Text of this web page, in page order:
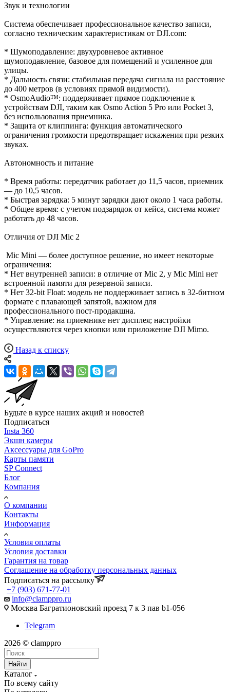
Звук и технологии
Система обеспечивает профессиональное качество записи,
согласно техническим характеристикам от DJI.com:
* Шумоподавление: двухуровневое активное
шумоподавление, базовое для помещений и усиленное для
улицы.
* Дальность связи: стабильная передача сигнала на расстояние
до 400 метров (в условиях прямой видимости).
* OsmoAudio™: поддерживает прямое подключение к
устройствам DJI, таким как Osmo Action 5 Pro или Pocket 3,
без использования приемника.
* Защита от клиппинга: функция автоматического
ограничения громкости предотвращает искажения при резких
звуках.
Автономность и питание
* Время работы: передатчик работает до 11,5 часов, приемник
— до 10,5 часов.
* Быстрая зарядка: 5 минут зарядки дают около 1 часа работы.
* Общее время: с учетом подзарядок от кейса, система может
работать до 48 часов.
Отличия от DJI Mic 2
Mic Mini — более доступное решение, но имеет некоторые
ограничения:
* Нет внутренней записи: в отличие от Mic 2, у Mic Mini нет
встроенной памяти для резервной записи.
* Нет 32-bit Float: модель не поддерживает запись в 32-битном
формате с плавающей запятой, важном для
профессионального пост-продакшна.
* Управление: на приемнике нет дисплея; настройки
осуществляются через кнопки или приложение DJI Mimo.
Назад к списку
Будьте в курсе наших акций и новостей
Подписаться
Insta 360
Экшн камеры
Аксессуары для GoPro
Карты памяти
SP Connect
Блог
Компания
О компании
Контакты
Информация
Условия оплаты
Условия доставки
Гарантия на товар
Соглашение на обработку персональных данных
Подписаться на рассылку
+7 (903) 671-77-01
info@clamppro.ru
Москва Багратионовский проезд 7 к 3 пав b1-056
Telegram
2026 © clamppro
Найти
Каталог
По всему сайту